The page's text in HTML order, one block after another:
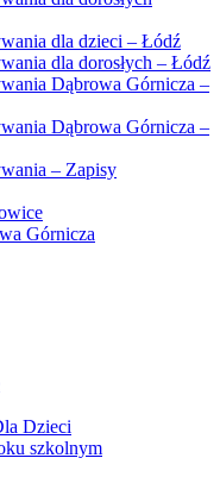
dla dzieci – Łódź
dla dorosłych – Łódź
Dąbrowa Górnicza –
Dąbrowa Górnicza –
– Zapisy
Górnicza
Dzieci
szkolnym